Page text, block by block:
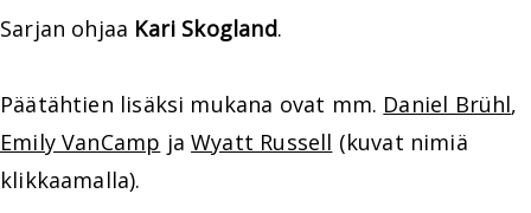
Sarjan ohjaa Kari Skogland.
Päätähtien lisäksi mukana ovat mm. Daniel Brühl,
Emily VanCamp jaWyatt Russell (kuvat nimiä
klikkaamalla).